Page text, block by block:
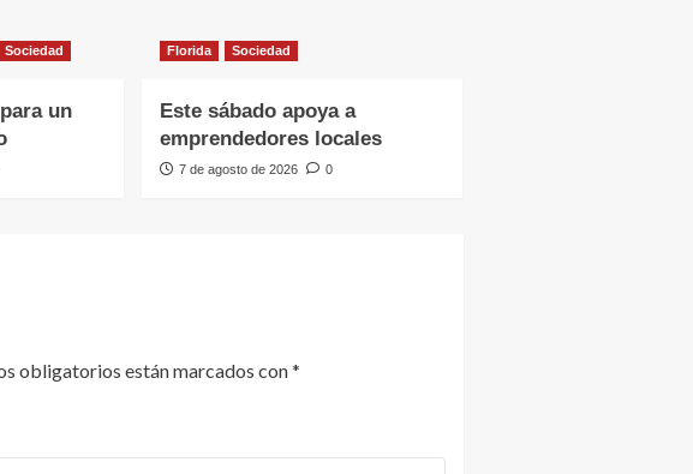
Sociedad
un
Florida Sociedad
Este sábado apoya a
emprendedores locales
7 de agosto de 2026 0
obligatorios están marcados con*